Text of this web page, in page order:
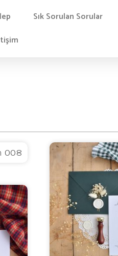
Sık Sorulan Sorular
008